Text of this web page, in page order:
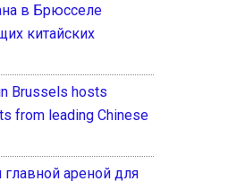
в Брюсселе
китайских
Brussels hosts
from leading Chinese
главной ареной для